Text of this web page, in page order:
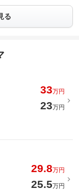
る
33万円
23万円
29.8万円
25.5万円